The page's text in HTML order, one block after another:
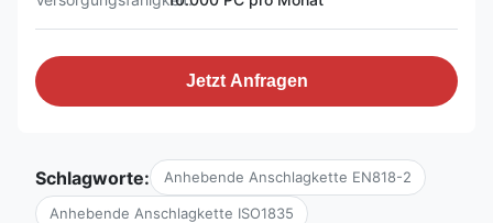
Jetzt Anfragen
Schlagworte: Anhebende Anschlagkette EN818-2
Anhebende Anschlagkette ISO1835